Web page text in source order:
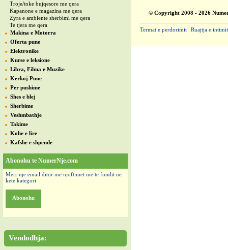
Troje/toke bujqesore me qera
Kapanone e magazina me qera
Zyra e ambiente sherbimi me qera
Te tjera me qera
Makina e Motorra
Oferta pune
Elektronike
Kurse e leksione
Libra, Filma e Muzike
Kerkoj Pune
Per pushime
Shes e blej
Sherbime
Veshmbathje
Takime
Kohe e lire
Kafshe e shpende
Abonohu te NumerNje.com
Merr nje email ditor me njoftimet me te fundit ne
kete kategori
Abonohu
Vendodhja:
© Copyright 2008 - 2026
Termat e perdorimit Ruajtja e